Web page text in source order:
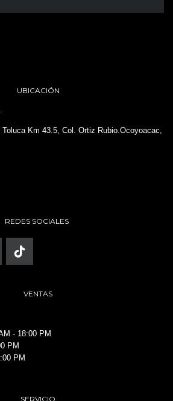
UBICACIÓN
Km 43.5, Col. Ortiz Rubio.Ocoyoacac,
REDES SOCIALES
VENTAS
- 18:00 PM
PM
PM
SERVICIO